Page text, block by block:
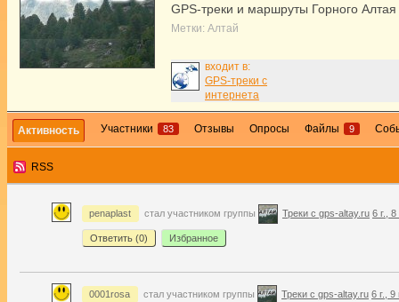
GPS-треки и маршруты Горного Алтая
Метки: Алтай
входит в:
GPS-треки с
интернета
Активность Участники 83 Отзывы Опросы Файлы 9
RSS
penaplast стал участником группы Треки с gps-altay.ru 6 г.,
Ответить (0) Избранное
0001rosa стал участником группы Треки с gps-altay.ru 6 г.,